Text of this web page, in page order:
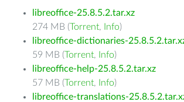
libreoffice-25.8.5.2.tar.xz
274 MB (Torrent, Info)
libreoffice-dictionaries-
59 MB (Torrent, Info)
libreoffice-help-25.8.5.2.tar.xz
57 MB (Torrent, Info)
libreoffice-translations-